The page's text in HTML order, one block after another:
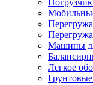
Машины
Легкое